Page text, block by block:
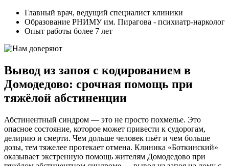
Главный врач, ведущий специалист клиники
Образование РНИМУ им. Пирагова - психиатр-нарколог
Опыт работы более 7 лет
Вывод из запоя с кодированием в
Домодедово: срочная помощь при
тяжёлой абстиненции
Абстинентный синдром — это не просто похмелье. Это
опасное состояние, которое может привести к судорогам,
делирию и смерти. Чем дольше человек пьёт и чем больше
дозы, тем тяжелее протекает отмена. Клиника «Боткинский»
оказывает экстренную помощь жителям Домодедово при